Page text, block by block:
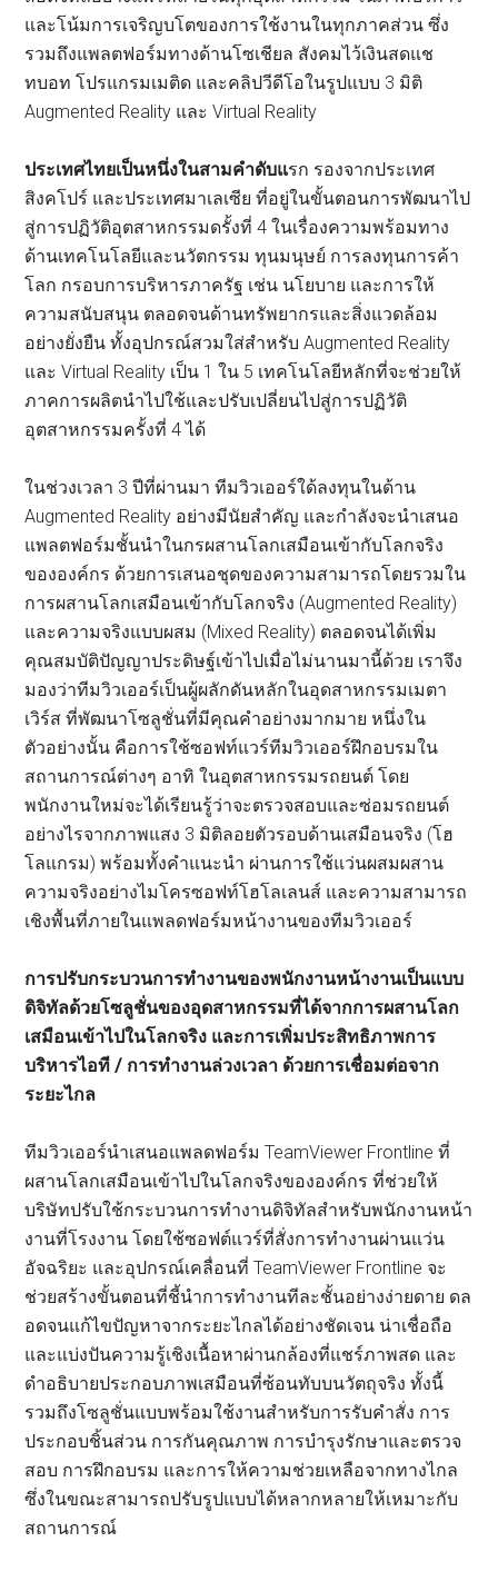
และโน้มการเจริญบโตของการใช้งานในทุกภาคส่วน ซึ่ง
รวมถึงแพลตฟอร์มทางด้านโซเชียล สังคมไว้เงินสดแช
ทบอท โปรแกรมเมติด และคลิปวีดีโอในรูปแบบ 3 มิติ
Augmented Reality และ Virtual Reality
ประเทศไทยเป็นหนึ่งในสามคำดับแรก รองจากประเทศ
สิงคโปร์ และประเทศมาเลเซีย ที่อยู่ในขั้นตอนการพัฒนาไป
สู่การปฏิวัติอุตสาหกรรมดรั้งที่ 4 ในเรื่องความพร้อมทาง
ด้านเทคโนโลยีและนวัตกรรม ทุนมนุษย์ การลงทุนการค้า
โลก กรอบการบริหารภาครัฐ เช่น นโยบาย และการให้
ความสนับสนุน ตลอดจนด้านทรัพยากรและสิ่งแวดล้อม
อย่างยั่งยืน ทั้งอุปกรณ์สวมใส่สำหรับ Augmented Reality
และ Virtual Reality เป็น 1 ใน 5 เทคโนโลยีหลักที่จะช่วยให้
ภาคการผลิตนำไปใช้และปรับเปลี่ยนไปสู่การปฏิวัติ
อุตสาหกรรมครั้งที่ 4 ได้
ในช่วงเวลา 3 ปีที่ผ่านมา ทีมวิวเออร์ใด้ลงทุนในด้าน
Augmented Reality อย่างมีนัยสำคัญ และกำลังจะนำเสนอ
แพลตฟอร์มชั้นนำในกรผสานโลกเสมือนเข้ากับโลกจริง
ขององค์กร ด้วยการเสนอชุดของความสามารถโดยรวมใน
การผสานโลกเสมือนเข้ากับโลกจริง (Augmented Reality)
และความจริงแบบผสม (Mixed Reality) ตลอดจนได้เพิ่ม
คุณสมบัติปัญญาประดิษฐ์เข้าไปเมื่อไม่นานมานี้ด้วย เราจึง
มองว่าทีมวิวเออร์เป็นผู้ผลักดันหลักในอุดสาหกรรมเมตา
เวิร์ส ที่พัฒนาโซลูชั่นที่มีคุณคำอย่างมากมาย หนึ่งใน
ตัวอย่างนั้น คือการใช้ซอฟท์แวร์ทีมวิวเออร์ฝึกอบรมใน
สถานการณ์ต่างๆ อาทิ ในอุตสาหกรรมรถยนต์ โดย
พนักงานใหม่จะได้เรียนรู้ว่าจะตรวจสอบและซ่อมรถยนต์
อย่างไรจากภาพแสง 3 มิติลอยตัวรอบด้านเสมือนจริง (โฮ
โลแกรม) พร้อมทั้งคำแนะนำ ผ่านการใช้แว่นผสมผสาน
ความจริงอย่างไมโครซอฟท์โฮโลเลนส์ และความสามารถ
เชิงพื้นที่ภายในแพลดฟอร์มหน้างานของทีมวิวเออร์
การปรับกระบวนการทำงานของพนักงานหน้างานเป็นแบบ
ดิจิทัลด้วยโซลูชั่นของอุดสาหกรรมที่ได้จากการผสานโลก
เสมือนเข้าไปในโลกจริง และการเพิ่มประสิทธิภาพการ
บริหารไอที / การทำงานล่วงเวลา ด้วยการเชื่อมต่อจาก
ระยะไกล
ทีมวิวเออร์นำเสนอแพลดฟอร์ม TeamViewer Frontline ที่
ผสานโลกเสมือนเข้าไปในโลกจริงขององค์กร ที่ช่วยให้
บริษัทปรับใช้กระบวนการทำงานดิจิทัลสำหรับพนักงานหน้า
งานที่โรงงาน โดยใช้ซอฟต์แวร์ที่สั่งการทำงานผ่านแว่น
อัจฉริยะ และอุปกรณ์เคลื่อนที่ TeamViewer Frontline จะ
ช่วยสร้างขั้นตอนที่ชี้นำการทำงานทีละชั้นอย่างง่ายดาย ดล
อดจนแก้ไขปัญหาจากระยะไกลได้อย่างชัดเจน น่าเชื่อถือ
และแบ่งปันความรู้เชิงเนื้อหาผ่านกล้องที่แชร์ภาพสด และ
ดำอธิบายประกอบภาพเสมือนที่ซ้อนทับบนวัตถุจริง ทั้งนี้
รวมถึงโซลูชั่นแบบพร้อมใช้งานสำหรับการรับคำสั่ง การ
ประกอบชิ้นส่วน การกันคุณภาพ การบำรุงรักษาและตรวจ
สอบ การฝึกอบรม และการให้ความช่วยเหลือจากทางไกล
ซึ่งในขณะสามารถปรับรูปแบบได้หลากหลายให้เหมาะกับ
สถานการณ์